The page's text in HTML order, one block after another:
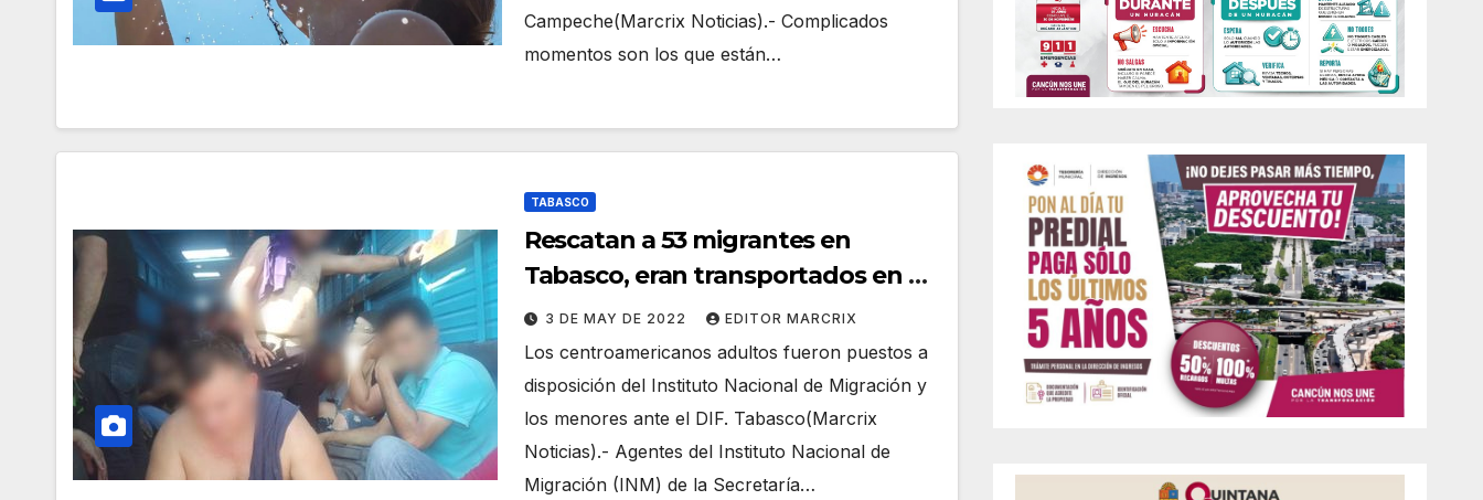
Campeche(Marcrix Noticias).- Complicados
momentos son los que están…
TABASCO
Rescatan a 53 migrantes en
Tabasco, eran transportados en un
camión de carga
3 DE MAY DE 2022 EDITOR MARCRIX
Los centroamericanos adultos fueron puestos a
disposición del Instituto Nacional de Migración y
los menores ante el DIF. Tabasco(Marcrix
Noticias).- Agentes del Instituto Nacional de
Migración (INM) de la Secretaría…